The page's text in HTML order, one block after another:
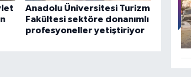
Anadolu Üniversitesi Turizm
Fakültesi sektöre donanımlı
profesyoneller yetiştiriyor